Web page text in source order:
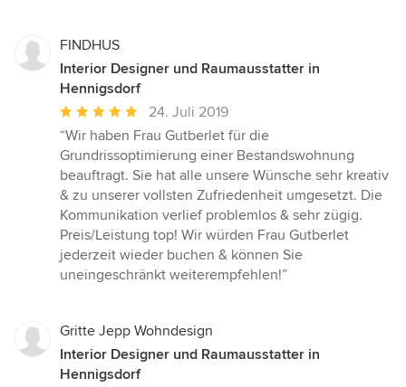
FINDHUS
Interior Designer und Raumausstatter in
Hennigsdorf
Durchschnittliche
Bewertung:
5
von
5
Sternen
24. Juli 2019
“Wir haben Frau Gutberlet für die
Grundrissoptimierung einer Bestandswohnung
beauftragt. Sie hat alle unsere Wünsche sehr kreativ
& zu unserer vollsten Zufriedenheit umgesetzt. Die
Kommunikation verlief problemlos & sehr zügig.
Preis/Leistung top! Wir würden Frau Gutberlet
jederzeit wieder buchen & können Sie
uneingeschränkt weiterempfehlen!”
Gritte Jepp Wohndesign
Interior Designer und Raumausstatter in
Hennigsdorf